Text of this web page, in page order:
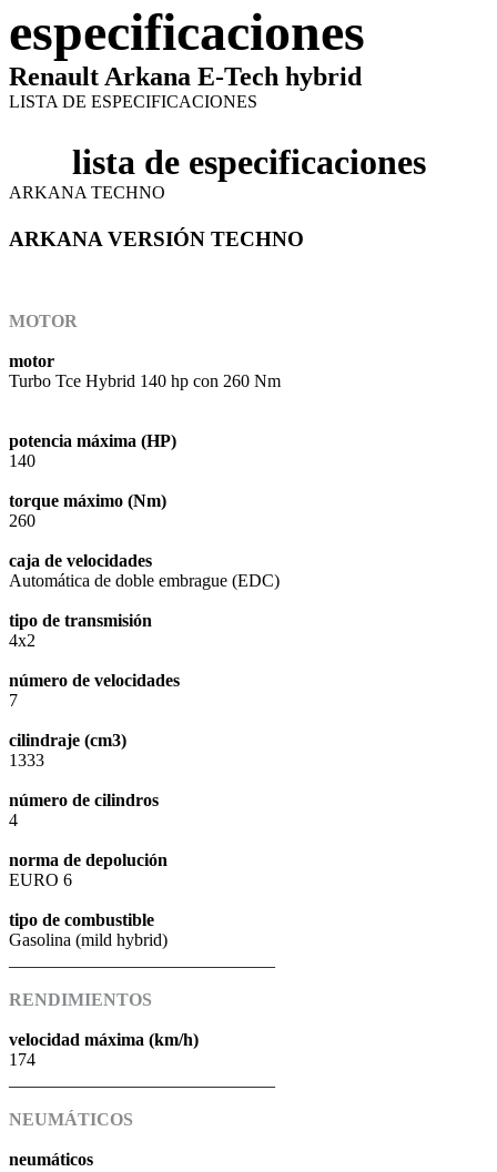
especificaciones
Renault Arkana E-Tech hybrid
LISTA DE ESPECIFICACIONES
lista de especificaciones
ARKANA TECHNO
ARKANA VERSIÓN TECHNO
MOTOR
motor
Turbo Tce Hybrid 140 hp con 260 Nm
potencia máxima (HP)
140
torque máximo (Nm)
260
caja de velocidades
Automática de doble embrague (EDC)
tipo de transmisión
4x2
número de velocidades
7
cilindraje (cm3)
1333
número de cilindros
4
norma de depolución
EURO 6
tipo de combustible
Gasolina (mild hybrid)
RENDIMIENTOS
velocidad máxima (km/h)
174
NEUMÁTICOS
neumáticos